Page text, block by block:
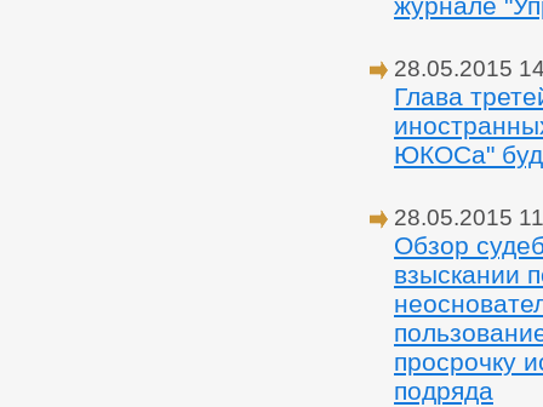
28.05.2015
Глава
ЮКОСа"
28.05.2015
Обзор
взыскании
просрочку
подряда